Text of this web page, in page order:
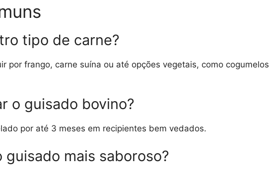
tipo de carne?
por frango, carne suína ou até opções vegetais, como cogumelos
o guisado bovino?
por até 3 meses em recipientes bem vedados.
guisado mais saboroso?